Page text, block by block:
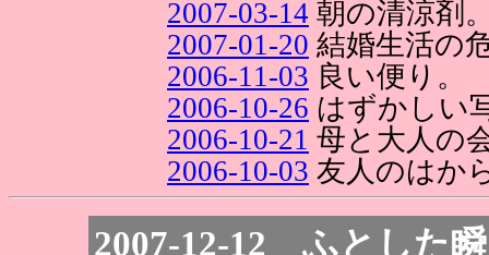
2007-03-14 朝の清涼剤
2007-01-20 結婚生活の
2006-11-03 良い便り。
2006-10-26 はずかしい
2006-10-21 母と大人の
2006-10-03 友人のはか
2007-12-12 ふとした